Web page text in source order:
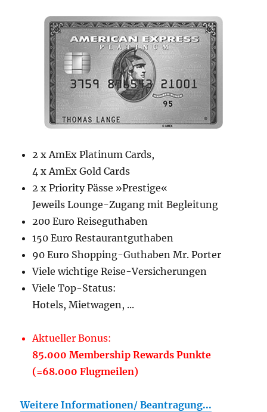
2 x AmEx Platinum Cards,
4 x AmEx Gold Cards
2 x Priority Pässe »Prestige«
Jeweils Lounge-Zugang mit Begleitung
200 Euro Reiseguthaben
150 Euro Restaurantguthaben
90 Euro Shopping-Guthaben Mr. Porter
Viele wichtige Reise-Versicherungen
Viele Top-Status:
Hotels, Mietwagen, ...
Aktueller Bonus:
85.000 Membership Rewards Punkte
(=68.000 Flugmeilen)
Weitere Informationen/ Beantragung...